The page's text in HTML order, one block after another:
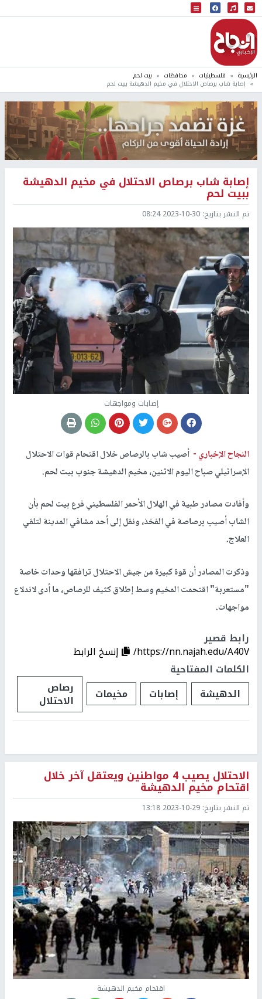
البث المباشر
إذاعة النجاح
الرئيسية فلسطينيات محافظات بيت لحم
إصابة شاب برصاص الاحتلال في مخيم الدهيشة ببيت لحم
إصابة شاب برصاص الاحتلال في مخيم الدهيشة
ببيت لحم
تم النشر بتاريخ: 2023-10-30 08:24
إصابات ومواجهات
النجاح الإخباري - أصيب شاب بالرصاص خلال اقتحام قوات الاحتلال
الإسرائيلي صباح اليوم الاثنين، مخيم الدهيشة جنوب بيت لحم.
وأفادت مصادر طبية في الهلال الأحمر الفلسطيني فرع بيت لحم بأن
الشاب أصيب برصاصة في الفخذ، ونقل إلى أحد مشافي المدينة لتلقي
العلاج.
وذكرت المصادر أن قوة كبيرة من جيش الاحتلال ترافقها وحدات خاصة
"مستعربة" اقتحمت المخيم وسط إطلاق كثيف للرصاص، ما أدى لاندلاع
مواجهات.
رابط قصير
https://nn.najah.edu/A40V/
إنسخ الرابط
الكلمات المفتاحية
الدهيشة
إصابات مخيمات رصاص
الاحتلال
الاحتلال يصيب 4 مواطنين ويعتقل آخر خلال
اقتحام مخيم الدهيشة
تم النشر بتاريخ: 2023-10-29 13:18
اقتحام مخيم الدهيشة